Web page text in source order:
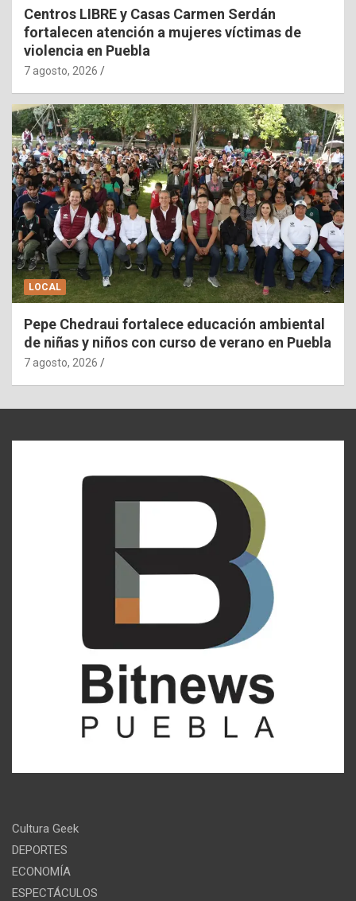
Centros LIBRE y Casas Carmen Serdán
fortalecen atención a mujeres víctimas de
violencia en Puebla
7 agosto, 2026
LOCAL
Pepe Chedraui fortalece educación ambiental
de niñas y niños con curso de verano en Puebla
7 agosto, 2026
Cultura Geek
DEPORTES
ECONOMÍA
ESPECTÁCULOS